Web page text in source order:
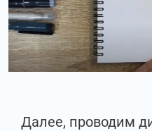
Далее, проводим